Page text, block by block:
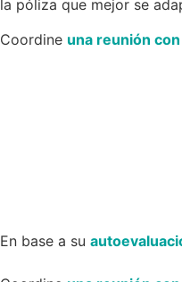
la póliza que mejor se
Coordine una reunión
En base a su